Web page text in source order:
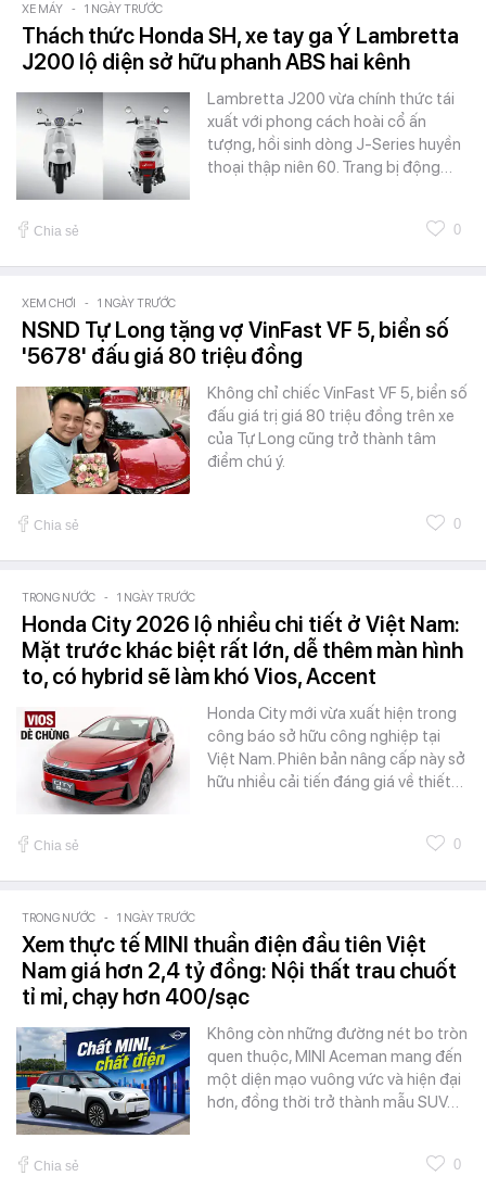
XE MÁY - 1 NGÀY TRƯỚC
Thách thức Honda SH, xe tay ga Ý Lambretta
J200 lộ diện sở hữu phanh ABS hai kênh
Lambretta J200 vừa chính thức tái
xuất với phong cách hoài cổ ấn
tượng, hồi sinh dòng J-Series huyền
thoại thập niên 60. Trang bị động…
Chia sẻ 0
XEM CHƠI - 1 NGÀY TRƯỚC
NSND Tự Long tặng vợ VinFast VF 5, biển số
'5678' đấu giá 80 triệu đồng
Không chỉ chiếc VinFast VF 5, biển số
đấu giá trị giá 80 triệu đồng trên xe
của Tự Long cũng trở thành tâm
điểm chú ý.
Chia sẻ 0
TRONG NƯỚC - 1 NGÀY TRƯỚC
Honda City 2026 lộ nhiều chi tiết ở Việt Nam:
Mặt trước khác biệt rất lớn, dễ thêm màn hình
to, có hybrid sẽ làm khó Vios, Accent
Honda City mới vừa xuất hiện trong
công báo sở hữu công nghiệp tại
Việt Nam. Phiên bản nâng cấp này sở
hữu nhiều cải tiến đáng giá về thiết…
Chia sẻ 0
TRONG NƯỚC - 1 NGÀY TRƯỚC
Xem thực tế MINI thuần điện đầu tiên Việt
Nam giá hơn 2,4 tỷ đồng: Nội thất trau chuốt
tỉ mỉ, chạy hơn 400/sạc
Không còn những đường nét bo tròn
quen thuộc, MINI Aceman mang đến
một diện mạo vuông vức và hiện đại
hơn, đồng thời trở thành mẫu SUV…
Chia sẻ 0